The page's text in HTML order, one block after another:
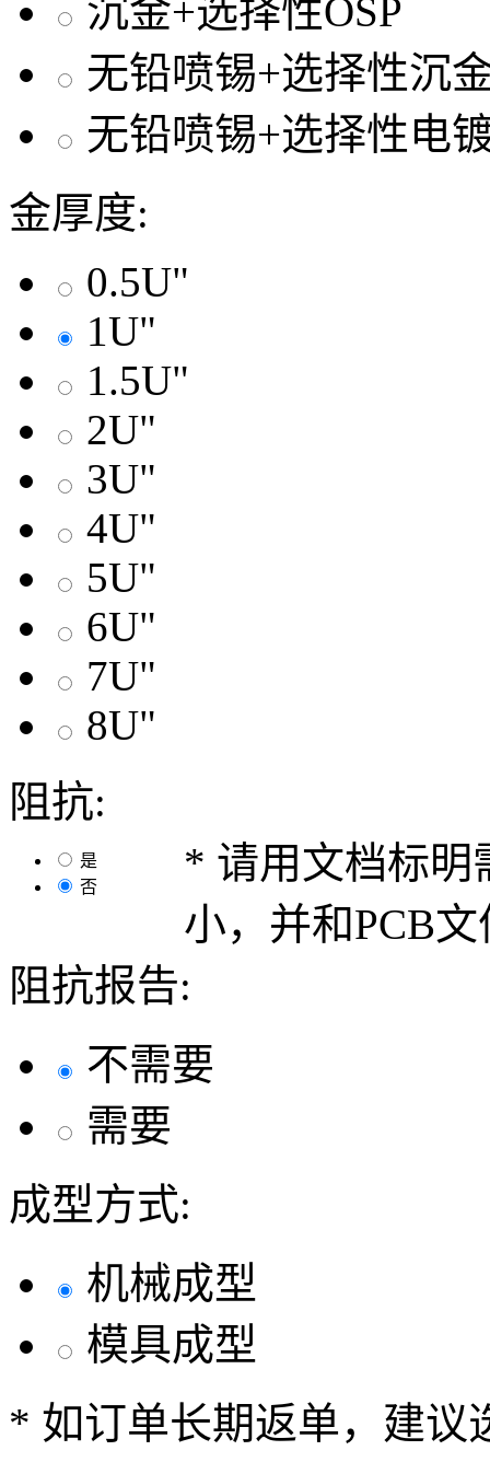
沉金+选择性OSP
无铅喷锡+选择性沉
无铅喷锡+选择性电
金厚度:
0.5U"
1U"
1.5U"
2U"
3U"
4U"
5U"
6U"
7U"
8U"
阻抗:
是
否
* 请用文档标明
小，并和PCB
阻抗报告:
不需要
需要
成型方式:
机械成型
模具成型
* 如订单长期返单，建议